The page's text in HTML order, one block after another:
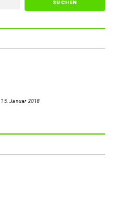
15. Januar 2018